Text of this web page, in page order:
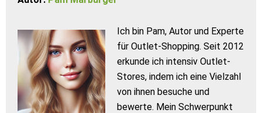
Ich bin Pam, Autor und Experte
für Outlet-Shopping. Seit 2012
erkunde ich intensiv Outlet-
Stores, indem ich eine Vielzahl
von ihnen besuche und
bewerte. Mein Schwerpunkt